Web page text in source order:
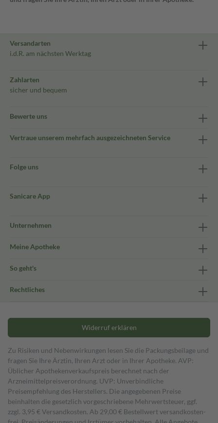
Versandarten
i.d.R. am nächsten Werktag
Zahlarten
sicher und bequem
Bewerte uns
Vertraue unserem mehrfach ausgezeichneten Service
Folge uns
Sanicare App
Unternehmen
Meine Apotheke
So geht's
Rechtliches
Widerruf erklären
Zu Risiken und Nebenwirkungen lesen Sie die Packungsbeilage und
fragen Sie Ihre Ärztin, Ihren Arzt oder in Ihrer Apotheke. AVP:
Üblicher Apothekenverkaufspreis berechnet nach der
Arzneimittelpreisverordnung. UVP: Unverbindliche
Preisempfehlung des Herstellers. Die angegebenen Preise
beinhalten die gesetzlich vorgeschriebene Mehrwertsteuer, ggf.
zzgl. 3,95 € Versandkosten. Ab 29,00 € Bestell­wert versand­kosten­